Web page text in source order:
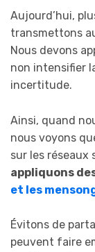
Aujourd’hui,
transmettons
Nous devons
non intensifier
incertitude.
Ainsi, quand
nous voyons
sur les réseaux
appliquons
et les
Évitons de
peuvent faire